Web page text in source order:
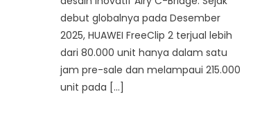
debut globalnya pada Desember
2025, HUAWEI FreeClip 2 terjual lebih
dari 80.000 unit hanya dalam satu
jam pre-sale dan melampaui 215.000
unit pada […]